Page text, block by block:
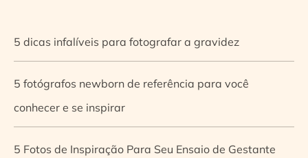
5 dicas infalíveis para fotografar a gravidez
5 fotógrafos newborn de referência para você
conhecer e se inspirar
5 Fotos de Inspiração Para Seu Ensaio de Gestante